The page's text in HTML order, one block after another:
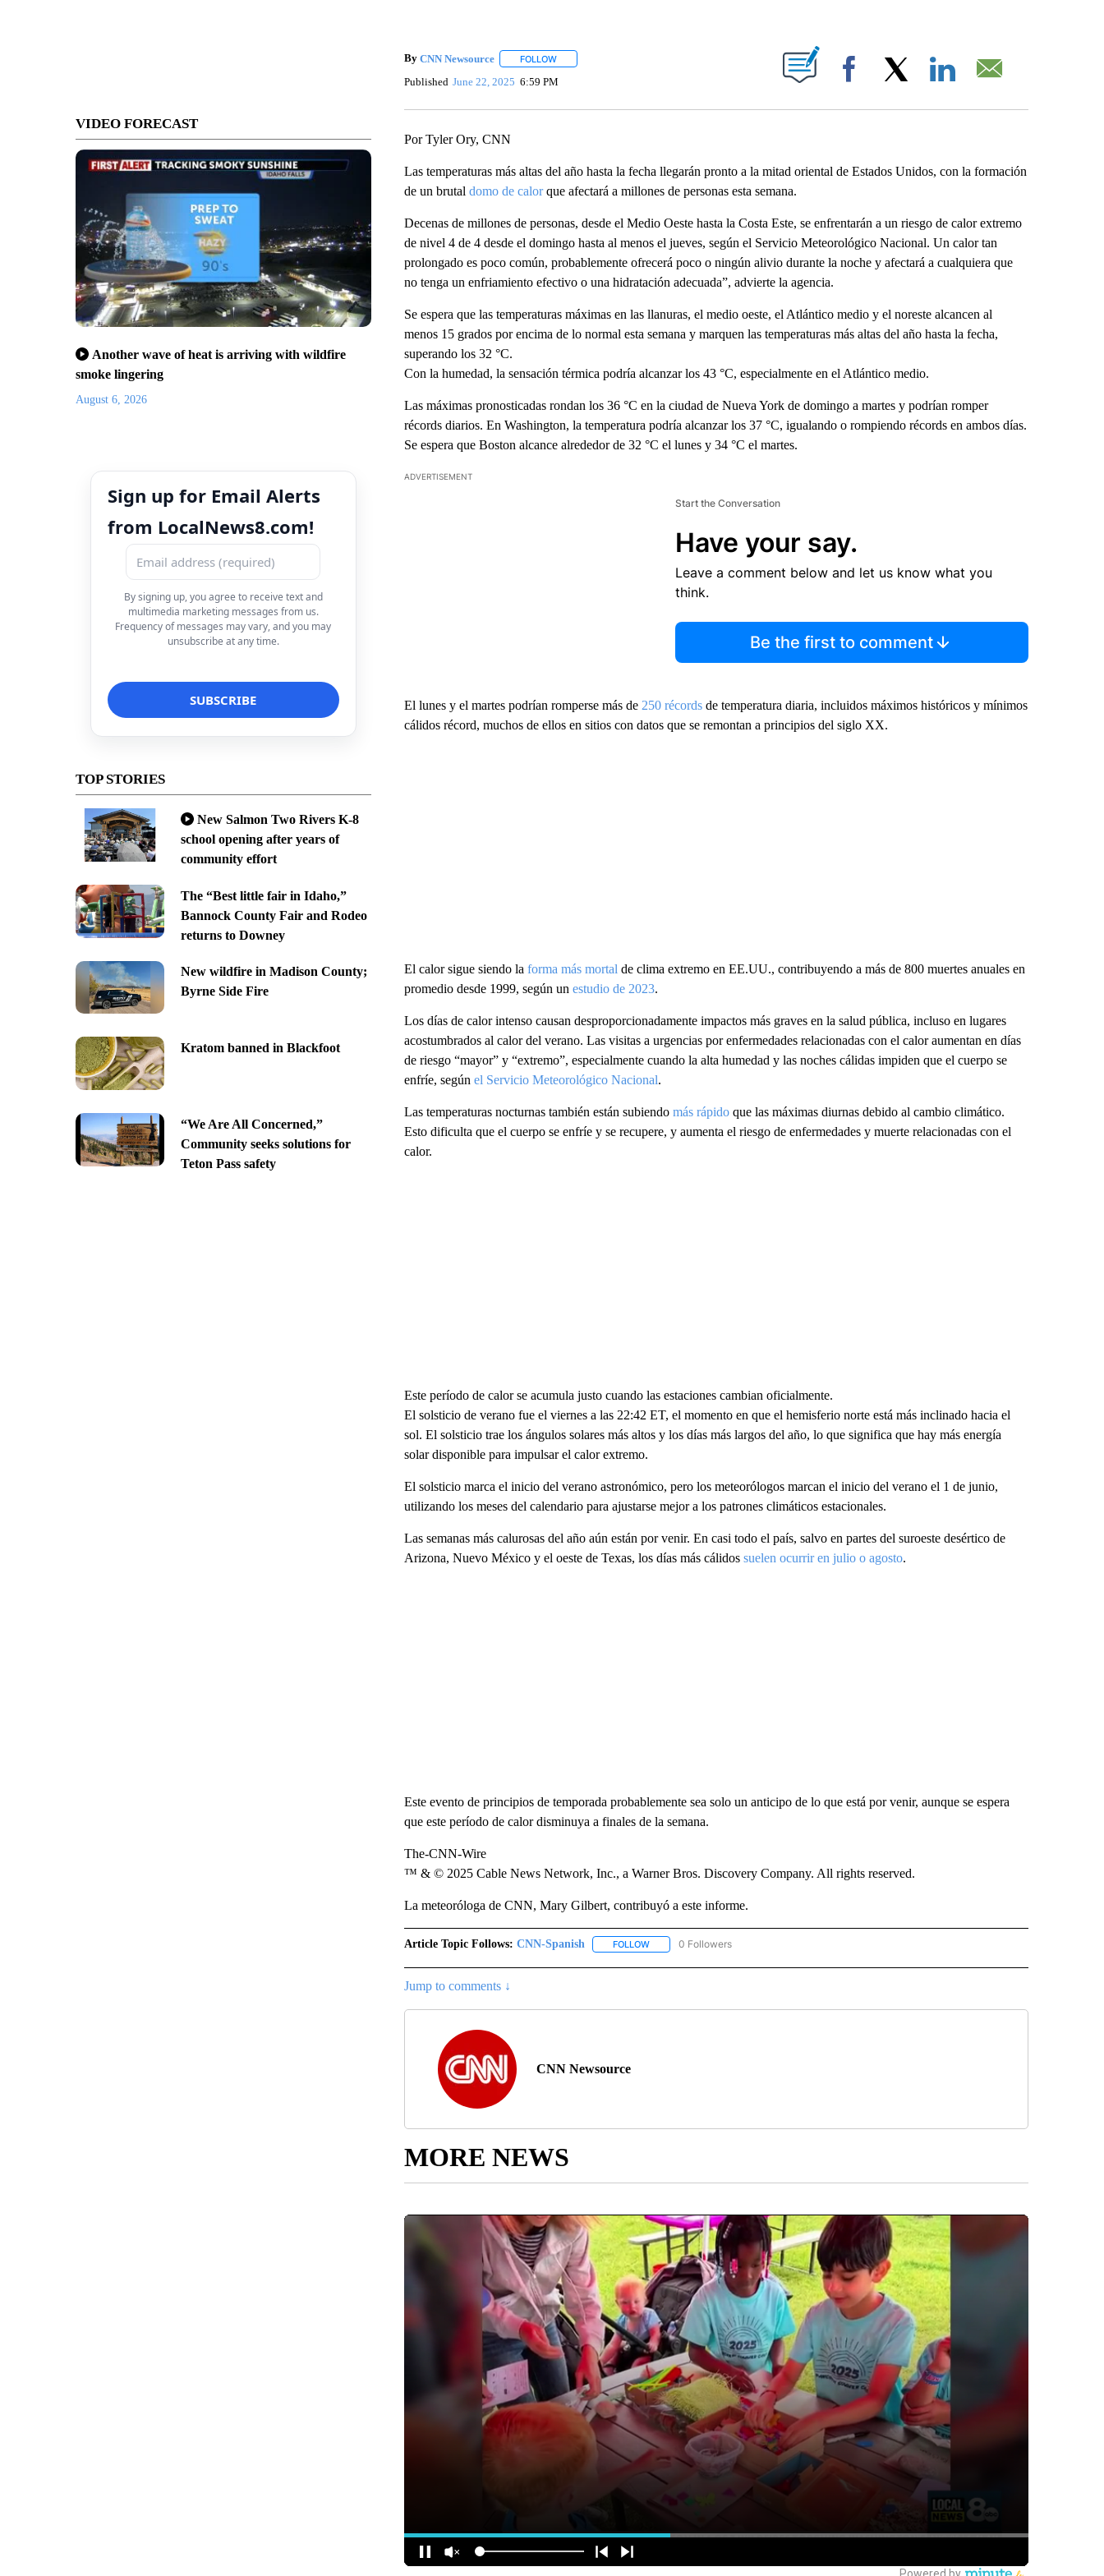
VIDEO FORECAST
Another wave of heat is arriving with wildfire
smoke lingering
August 6, 2026
Sign up for Email Alerts
from LocalNews8.com!
By signing up, you agree to receive text and
multimedia marketing messages from us.
Frequency of messages may vary, and you may
unsubscribe at any time.
TOP STORIES
New Salmon Two Rivers K-8
school opening after years of
community effort
The “Best little fair in Idaho,”
Bannock County Fair and Rodeo
returns to Downey
New wildfire in Madison County;
Byrne Side Fire
Kratom banned in Blackfoot
“We Are All Concerned,”
Community seeks solutions for
Teton Pass safety
By CNN Newsource FOLLOWFOLLOW "" TO RECEIVE NOTIFICATIONS ABOUT NEW PAGES ON "".
Published June 22, 2025 6:59 PM Facebook
Por Tyler Ory, CNN
Las temperaturas más altas del año hasta la fecha llegarán pronto a la mitad oriental de Estados Unidos, con la formación
de un brutal domo de calorque afectará a millones de personas esta semana.
Decenas de millones de personas, desde el Medio Oeste hasta la Costa Este, se enfrentarán a un riesgo de calor extremo
de nivel 4 de 4 desde el domingo hasta al menos el jueves, según el Servicio Meteorológico Nacional. Un calor tan
prolongado es poco común, probablemente ofrecerá poco o ningún alivio durante la noche y afectará a cualquiera que
no tenga un enfriamiento efectivo o una hidratación adecuada”, advierte la agencia.
Se espera que las temperaturas máximas en las llanuras, el medio oeste, el Atlántico medio y el noreste alcancen al
menos 15 grados por encima de lo normal esta semana y marquen las temperaturas más altas del año hasta la fecha,
superando los 32 °C.
Con la humedad, la sensación térmica podría alcanzar los 43 °C, especialmente en el Atlántico medio.
Las máximas pronosticadas rondan los 36 °C en la ciudad de Nueva York de domingo a martes y podrían romper
récords diarios. En Washington, la temperatura podría alcanzar los 37 °C, igualando o rompiendo récords en ambos días.
Se espera que Boston alcance alrededor de 32 °C el lunes y 34 °C el martes.
ADVERTISEMENT
Start the Conversation
Have your say.
Leave a comment below and let us know what you
think.
Be the first to comment
El lunes y el martes podrían romperse más de 250 récordsde temperatura diaria, incluidos máximos históricos y mínimos
cálidos récord, muchos de ellos en sitios con datos que se remontan a principios del siglo XX.
El calor sigue siendo la forma más mortal de clima extremo en EE.UU., contribuyendo a más de 800 muertes anuales en
promedio desde 1999, según un estudio de 2023.
Los días de calor intenso causan desproporcionadamente impactos más graves en la salud pública, incluso en lugares
acostumbrados al calor del verano. Las visitas a urgencias por enfermedades relacionadas con el calor aumentan en días
de riesgo “mayor” y “extremo”, especialmente cuando la alta humedad y las noches cálidas impiden que el cuerpo se
enfríe, según el Servicio Meteorológico Nacional.
Las temperaturas nocturnas también están subiendo más rápidoque las máximas diurnas debido al cambio climático.
Esto dificulta que el cuerpo se enfríe y se recupere, y aumenta el riesgo de enfermedades y muerte relacionadas con el
calor.
Este período de calor se acumula justo cuando las estaciones cambian oficialmente.
El solsticio de verano fue el viernes a las 22:42 ET, el momento en que el hemisferio norte está más inclinado hacia el
sol. El solsticio trae los ángulos solares más altos y los días más largos del año, lo que significa que hay más energía
solar disponible para impulsar el calor extremo.
El solsticio marca el inicio del verano astronómico, pero los meteorólogos marcan el inicio del verano el 1 de junio,
utilizando los meses del calendario para ajustarse mejor a los patrones climáticos estacionales.
Las semanas más calurosas del año aún están por venir. En casi todo el país, salvo en partes del suroeste desértico de
Arizona, Nuevo México y el oeste de Texas, los días más cálidos suelen ocurrir en julio o agosto.
Este evento de principios de temporada probablemente sea solo un anticipo de lo que está por venir, aunque se espera
que este período de calor disminuya a finales de la semana.
The-CNN-Wire
™ & © 2025 Cable News Network, Inc., a Warner Bros. Discovery Company. All rights reserved.
La meteoróloga de CNN, Mary Gilbert, contribuyó a este informe.
Article Topic Follows: CNN-Spanish FOLLOWFOLLOW "CNN-SPANISH" TO RECEIVE NOTIFICATIONS ABOUT NEW PAGES ON "CNN-SPANISH".
0 Followers
Jump to comments ↓
CNN Newsource
MORE NEWS